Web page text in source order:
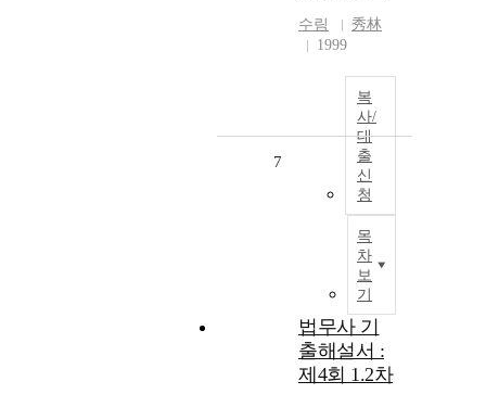
수림
秀林
1999
복
사/
대
출
신
청
목
차
보
기
7
법무사 기
출해설서 :
제4회 1.2차